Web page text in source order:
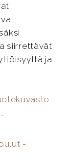
siirrettävät
ja
-